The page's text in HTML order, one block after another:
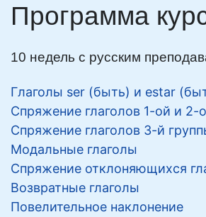
Программа
10 недель с русским
Глаголы ser (быть) и estar
Спряжение глаголов 1-ой и 2-
Спряжение глаголов 3-й
Модальные глаголы
Спряжение отклоняющихся
Возвратные глаголы
Повелительное наклонение